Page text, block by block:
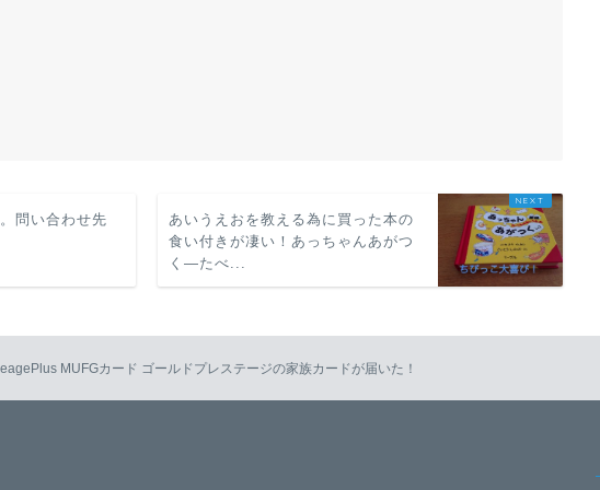
問い合わせ先
あいうえおを教える為に買った本の
食い付きが凄い！あっちゃんあがつ
く―たべ...
MUFGカード ゴールドプレステージの家族カードが届いた！